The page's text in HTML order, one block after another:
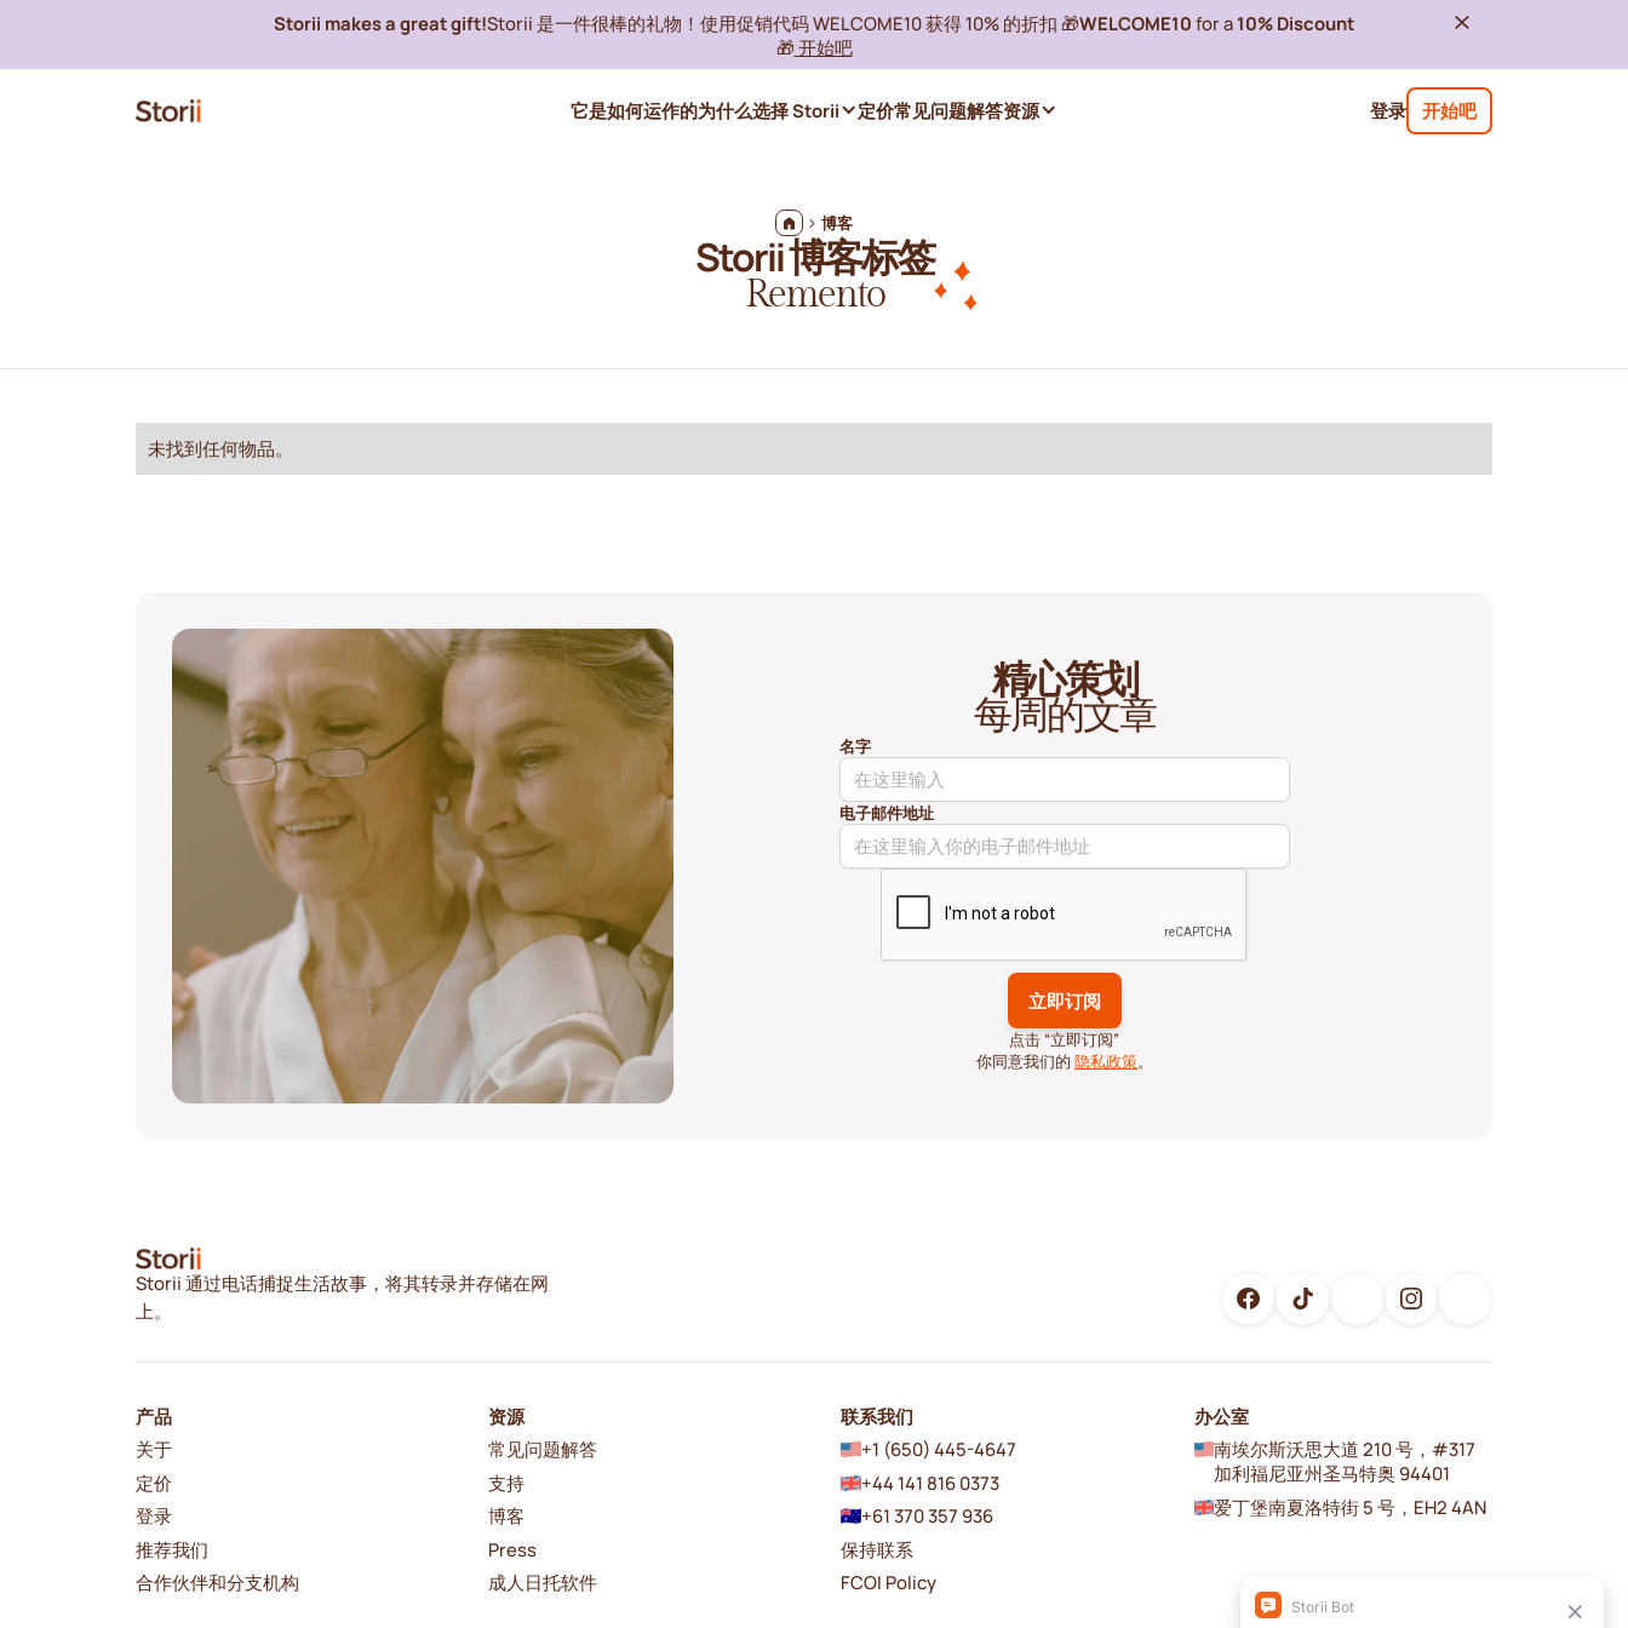
Storii makes a great gift!Storii 是一件很棒的礼物！使用促销代码 WELCOME10 获得 10% 的折扣 🎁WELCOME10 for a10% Discount
🎁 开始吧
登录 开始吧
它是如何运作的为什么选择 Storii 定价常见问题解答资源
博客
Storii 博客标签
Remento
未找到任何物品。
精心策划
每周的文章
名字
电子邮件地址
点击 “立即订阅”
你同意我们的 隐私政策。
Storii 通过电话捕捉生活故事，将其转录并存储在网
上。
产品
关于
定价
登录
推荐我们
合作伙伴和分支机构
资源
常见问题解答
支持
博客
Press
成人日托软件
联系我们
+1 (650) 445-4647
+44 141 816 0373
+61 370 357 936
保持联系
FCOI Policy
办公室
南埃尔斯沃思大道 210 号，#317
加利福尼亚州圣马特奥 94401
爱丁堡南夏洛特街 5 号，EH2 4AN